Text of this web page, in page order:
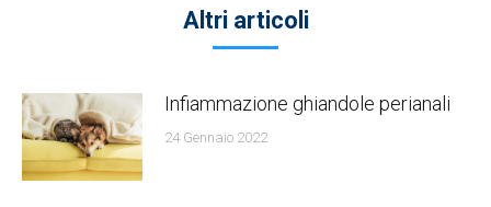
Altri articoli
Infiammazione ghiandole perianali
24 Gennaio 2022